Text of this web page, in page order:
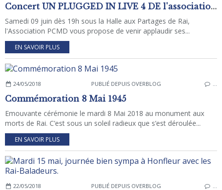
Concert UN PLUGGED IN LIVE 4 DE l'association PCMD
Samedi 09 juin dès 19h sous la Halle aux Partages de Rai,
l'Association PCMD vous propose de venir applaudir ses...
EN SAVOIR PLUS
24/05/2018 PUBLIÉ DEPUIS OVERBLOG …
Commémoration 8 Mai 1945
Emouvante cérémonie le mardi 8 Mai 2018 au monument aux
morts de Rai. C’est sous un soleil radieux que s’est déroulée...
EN SAVOIR PLUS
22/05/2018 PUBLIÉ DEPUIS OVERBLOG …